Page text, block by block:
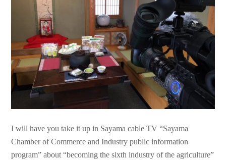
I will have you take it up in Sayama cable TV “Sayama
Chamber of Commerce and Industry public information
program” about “becoming the sixth industry of the agriculture”